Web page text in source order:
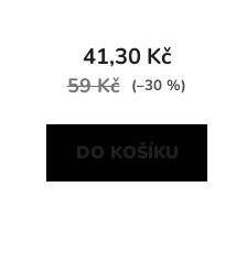
41,30 Kč
59 Kč (–30 %)
DO KOŠÍKU